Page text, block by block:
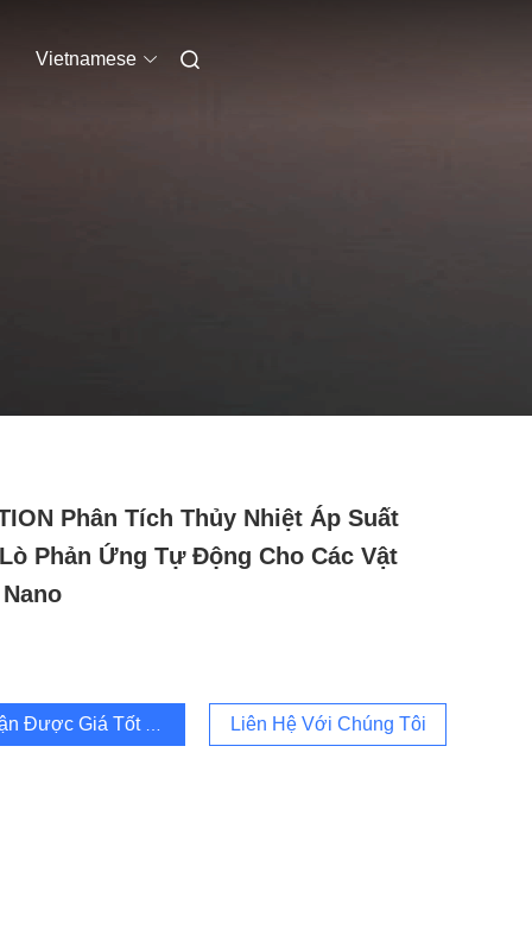
Vietnamese
Phân Tích Thủy Nhiệt Áp Suất
Phản Ứng Tự Động Cho Các Vật
Được Giá Tốt Nhất Liên Hệ Với Chúng Tôi